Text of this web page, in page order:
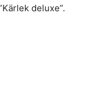
deluxe”.